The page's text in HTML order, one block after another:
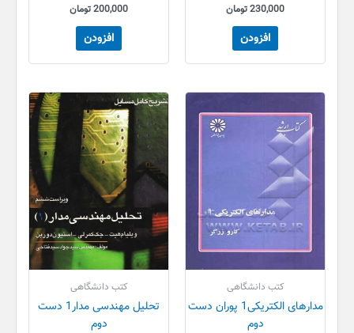
230,000تومان
افزودن
200,000تومان
افزودن
کتب دانشگاهی
مدارهای الکتریکی1 پوران دست
دوم
کتب دانشگاهی
تحلیل مهندسی مدار1 دست
دوم